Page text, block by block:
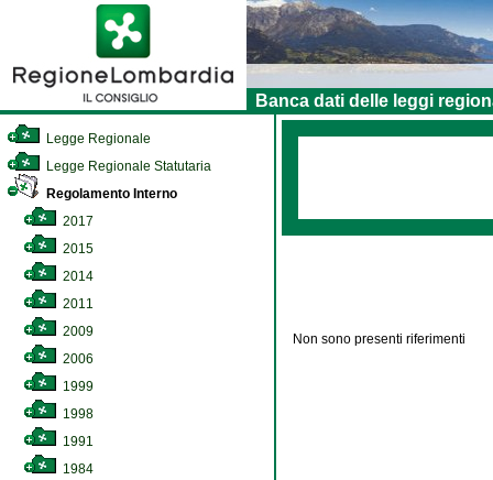
Banca dati delle leggi
Legge Regionale
Legge Regionale Statutaria
Regolamento Interno
2017
2015
2014
2011
2009
2006
1999
1998
1991
1984
Non sono presenti riferimenti